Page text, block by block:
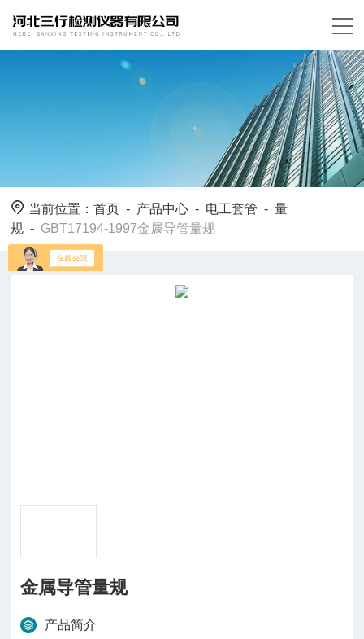
当前位置：首页 - 产品中心 - 电工套管 -量
规 - GBT17194-1997金属导管量规
金属导管量规
产品简介